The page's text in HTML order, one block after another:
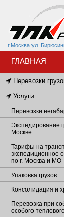
г.Москва ул.
ГЛАВНАЯ
Перевозки
Услуги
Перевозки
Экспедирование
Москве
Тарифы на
экспедиционное
по г. Москва и МО
Упаковка грузов
Консолидация и
Перевозка при
особого